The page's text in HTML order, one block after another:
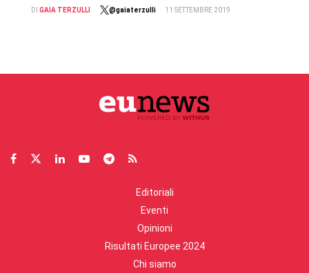
DI GAIA TERZULLI @gaiaterzulli 11 SETTEMBRE 2019
Editoriali
Eventi
Opinioni
Risultati Europee 2024
Chi siamo